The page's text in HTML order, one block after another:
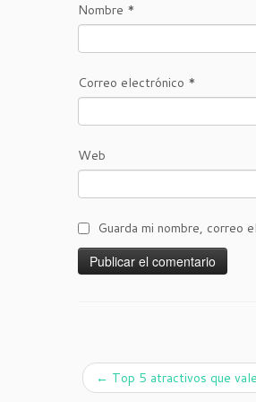
Nombre *
Correo electrónico *
Web
Guarda mi nombre, correo
← Top 5 atractivos que